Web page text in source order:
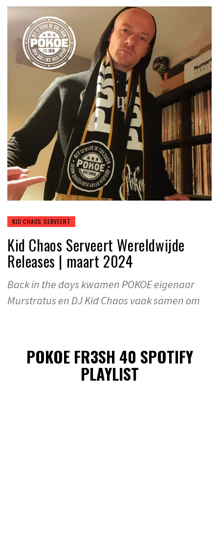
KID CHAOS SERVEERT
Kid Chaos Serveert Wereldwijde
Releases | maart 2024
Back in the days kwamen POKOE eigenaar
Murstratus en DJ Kid Chaos vaak samen om
POKOE FR3SH 40 SPOTIFY
PLAYLIST